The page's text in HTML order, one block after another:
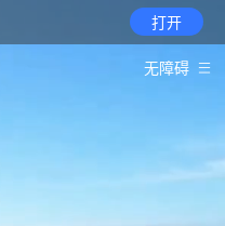
打开
无障碍